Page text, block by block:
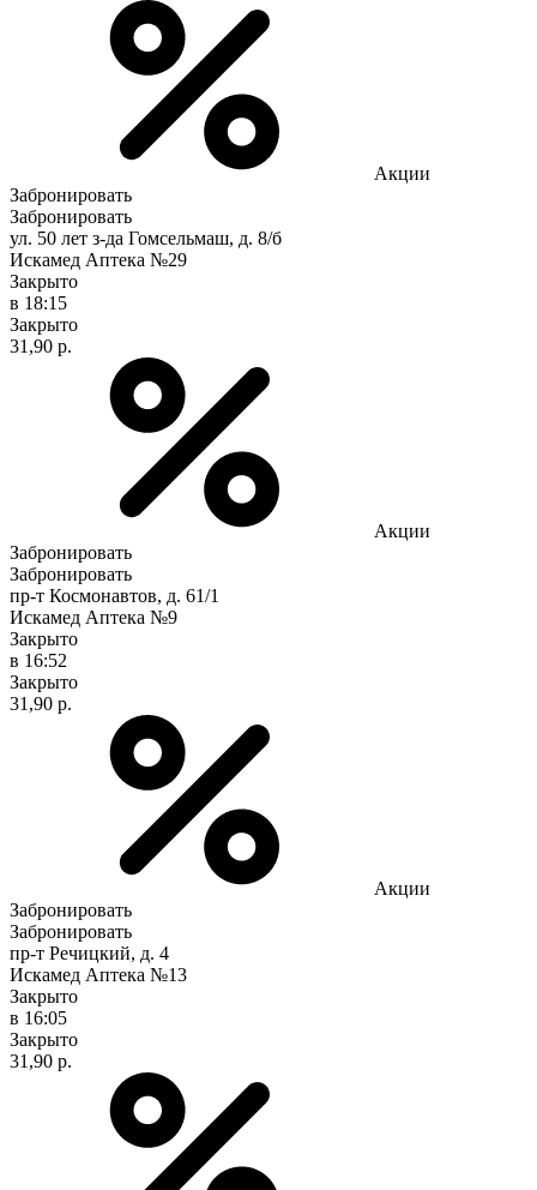
Акции
Забронировать
Забронировать
ул. 50 лет з-да Гомсельмаш, д. 8/б
Искамед Аптека №29
Закрыто
в 18:15
Закрыто
31,90 р.
Акции
Забронировать
Забронировать
пр-т Космонавтов, д. 61/1
Искамед Аптека №9
Закрыто
в 16:52
Закрыто
31,90 р.
Акции
Забронировать
Забронировать
пр-т Речицкий, д. 4
Искамед Аптека №13
Закрыто
в 16:05
Закрыто
31,90 р.